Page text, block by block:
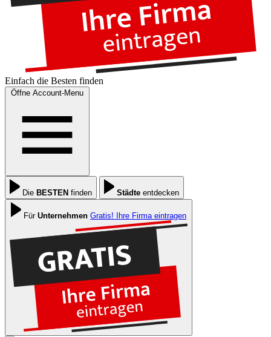
Einfach die Besten finden
Öffne Account-Menu
Die BESTEN finden Städte entdecken
Für Unternehmen Gratis! Ihre Firma eintragen